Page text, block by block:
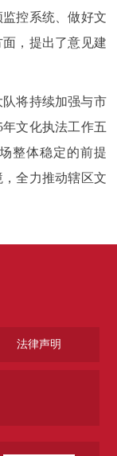
监控系统、做好文
， 提出了意见建
将持续加强与市
文化执法工作五
整体稳定的前提
全力推动辖区文
法律声明